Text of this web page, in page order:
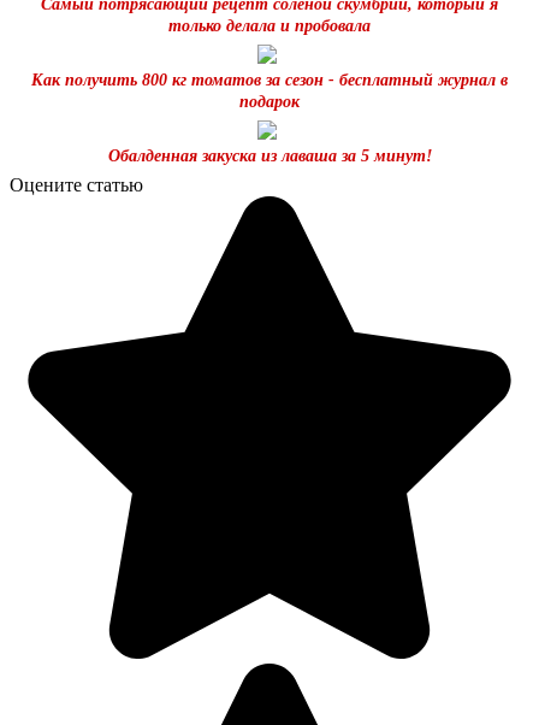
Самый потрясающий рецепт солёной скумбрии, который я
только делала и пробовала
Как получить 800 кг томатов за сезон - бесплатный журнал в
подарок
Обалденная закуска из лаваша за 5 минут!
Оцените статью